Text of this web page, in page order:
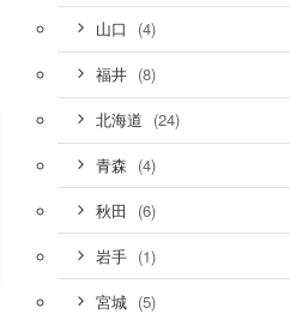
山口 (4)
福井 (8)
北海道 (24)
青森 (4)
秋田 (6)
岩手 (1)
宮城 (5)